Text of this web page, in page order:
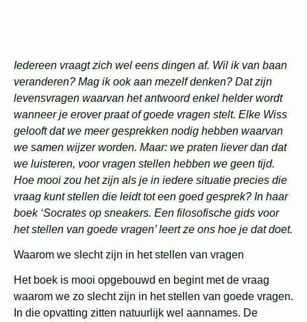
Iedereen vraagt zich wel eens dingen af. Wil ik van baan
veranderen? Mag ik ook aan mezelf denken? Dat zijn
levensvragen waarvan het antwoord enkel helder wordt
wanneer je erover praat of goede vragen stelt. Elke Wiss
gelooft dat we meer gesprekken nodig hebben waarvan
we samen wijzer worden. Maar: we praten liever dan dat
we luisteren, voor vragen stellen hebben we geen tijd.
Hoe mooi zou het zijn als je in iedere situatie precies die
vraag kunt stellen die leidt tot een goed gesprek? In haar
boek ‘Socrates op sneakers. Een filosofische gids voor
het stellen van goede vragen’ leert ze ons hoe je dat doet.
Waarom we slecht zijn in het stellen van vragen
Het boek is mooi opgebouwd en begint met de vraag
waarom we zo slecht zijn in het stellen van goede vragen.
In die opvatting zitten natuurlijk wel aannames. De